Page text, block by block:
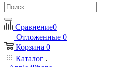
Сравнение0
Отложенные 0
Корзина 0
Каталог